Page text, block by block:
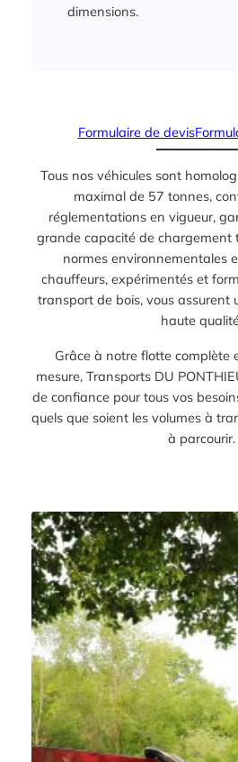
dimensions.
Formulaire de devis
Tous nos véhicules sont
maximal de 57 tonnes,
réglementations en vigueur,
grande capacité de chargement
normes environnementales
chauffeurs, expérimentés et
transport de bois, vous assurent
haute
Grâce à notre flotte complète
mesure, Transports DU
de confiance pour tous vos
quels que soient les volumes à
à parcourir.